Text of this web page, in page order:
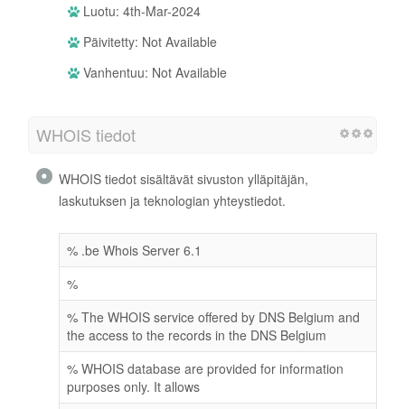
Luotu: 4th-Mar-2024
Päivitetty: Not Available
Vanhentuu: Not Available
WHOIS tiedot
WHOIS tiedot sisältävät sivuston ylläpitäjän,
laskutuksen ja teknologian yhteystiedot.
% .be Whois Server 6.1
%
% The WHOIS service offered by DNS Belgium and
the access to the records in the DNS Belgium
% WHOIS database are provided for information
purposes only. It allows